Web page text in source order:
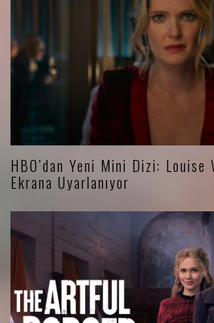
HBO’dan Yeni Mini Dizi: Louise
Ekrana Uyarlanıyor